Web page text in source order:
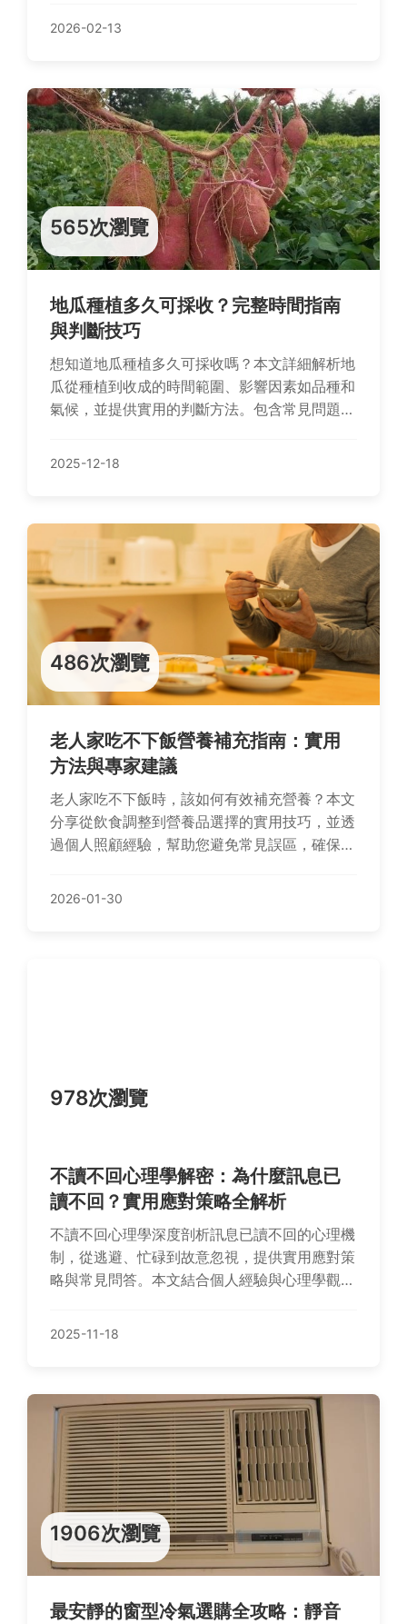
2026-02-13
565次瀏覽
地瓜種植多久可採收？完整時間指南
與判斷技巧
想知道地瓜種植多久可採收嗎？本文詳細解析地
瓜從種植到收成的時間範圍、影響因素如品種和
氣候，並提供實用的判斷方法。包含常見問題解
您成功種植地瓜。內容基於實際經驗，適合家庭
2025-12-18
486次瀏覽
老人家吃不下飯營養補充指南：實用
方法與專家建議
老人家吃不下飯時，該如何有效補充營養？本文
分享從飲食調整到營養品選擇的實用技巧，並透
過個人照顧經驗，幫助您避免常見誤區，確保長
2026-01-30
978次瀏覽
不讀不回心理學解密：為什麼訊息已
讀不回？實用應對策略全解析
不讀不回心理學深度剖析訊息已讀不回的心理機
制，從逃避、忙碌到故意忽視，提供實用應對策
略與常見問答。本文結合個人經驗與心理學觀
溝通。
2025-11-18
1906次瀏覽
最安靜的窗型冷氣選購全攻略：靜音